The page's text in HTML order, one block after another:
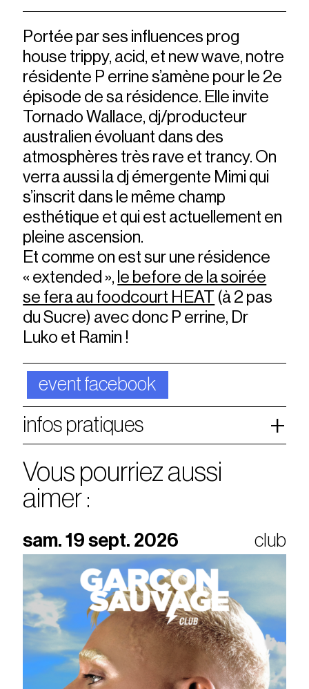
Portée par ses influences prog
house trippy, acid, et new wave, notre
résidente P errine s’amène pour le 2e
épisode de sa résidence. Elle invite
Tornado Wallace, dj/producteur
australien évoluant dans des
atmosphères très rave et trancy. On
verra aussi la dj émergente Mimi qui
s’inscrit dans le même champ
esthétique et qui est actuellement en
pleine ascension.
Et comme on est sur une résidence
« extended », le before de la soirée
se fera au foodcourt HEAT (à 2 pas
du Sucre) avec donc P errine, Dr
Luko et Ramin !
event facebook
infos pratiques
Vous pourriez aussi
aimer :
sam. 19 sept. 2026 club